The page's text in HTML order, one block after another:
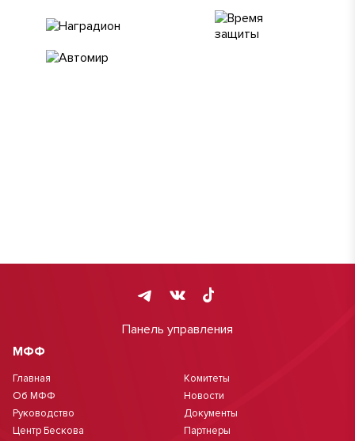
Панель управления
МФФ
Главная
Об МФФ
Руководство
Центр Бескова
Комитеты
Новости
Документы
Партнеры